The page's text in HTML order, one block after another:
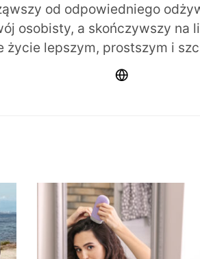
od odpowiedniego
osobisty, a skończywszy na
życie lepszym, prostszym i